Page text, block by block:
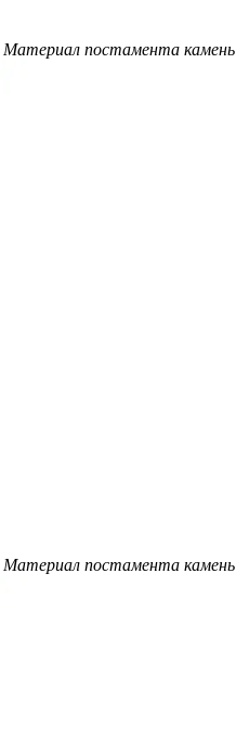
Материал постамента камень
Материал постамента камень